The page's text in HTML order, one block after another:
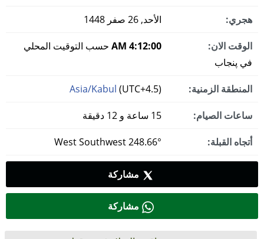
هجري: الأحد, 26 صفر 1448
الوقت الان: 4:12:01 AM
حسب التوقيت المحلي
في پنجاب
المنطقة الزمنية: Asia/Kabul (UTC+4.5)
ساعات الصيام:
أتجاه القبلة:
مشاركة
مشاركة